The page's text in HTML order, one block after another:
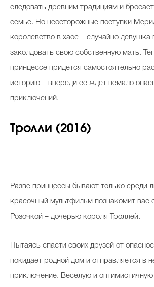
следовать древним традициям и
семье. Но неосторожные поступки
королевство в хаос – случайно девушка
заколдовать свою собственную мать.
принцессе придется самостоятельно
историю – впереди ее ждет немало
приключений.
Тролли (2016)
Разве принцессы бывают только среди
красочный мультфильм познакомит вас
Розочкой – дочерью короля Троллей.
Пытаясь спасти своих друзей от
покидает родной дом и отправляется в
приключение. Веселую и оптимистичную